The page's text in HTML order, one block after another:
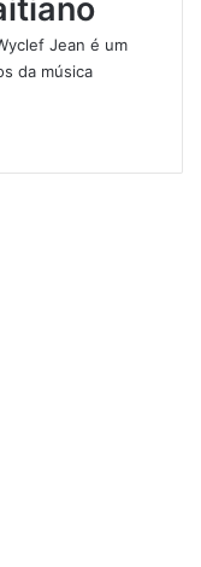
Jean é um
da música